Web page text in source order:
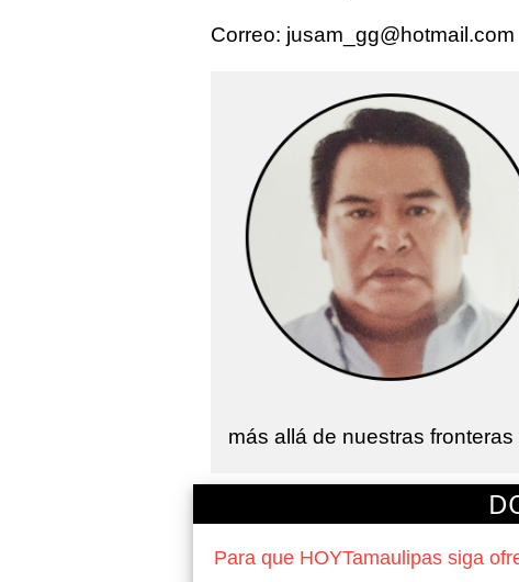
Correo: jusam_gg@hotmail.com
más allá de nuestras
Para que HOYTamaulipas siga